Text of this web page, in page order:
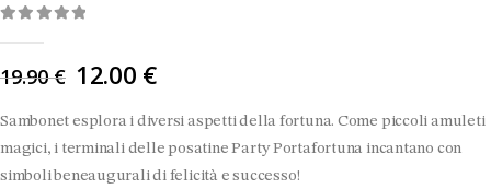
19.90€ Il
originale
era:
19.90 €.
12.00 €
Sambonet esplora i diversi aspetti della fortuna. Come piccoli amuleti
magici, i terminali delle posatine Party Portafortuna incantano con
simboli beneaugurali di felicità e successo!